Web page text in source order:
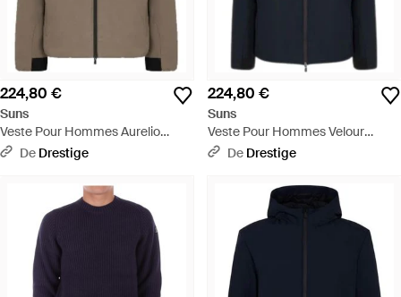
224,80 €
Suns
Veste Pour Hommes Aurelio
Velour Fossil - Marron
De Drestige
224,80 €
Suns
Veste Pour Hommes Velour
D'Automne Bleu Fonce - Bleu
De Drestige